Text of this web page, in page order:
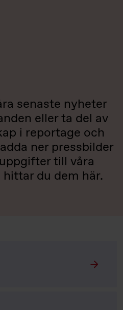
senaste nyheter
eller ta del av
i reportage och
ner pressbilder
till våra
du dem här.